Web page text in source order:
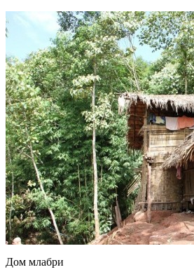
Дом млабри